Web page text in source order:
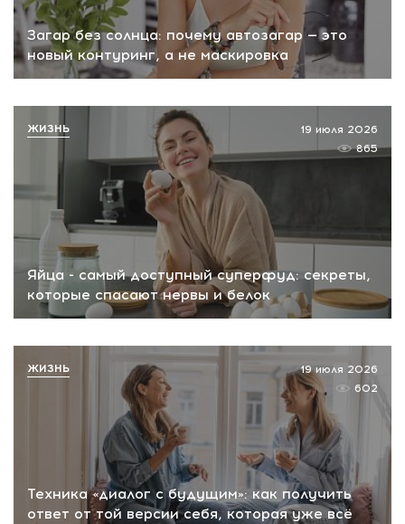
Загар без солнца: почему автозагар — это
новый контуринг, а не маскировка
Яйца - самый доступный суперфуд: секреты,
которые спасают нервы и белок
19 июля 2026
865
ЖИЗНЬ
Техника «диалог с будущим»: как получить
ответ от той версии себя, которая уже всё
19 июля 2026
602
ЖИЗНЬ